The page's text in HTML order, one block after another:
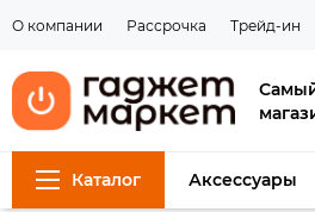
О компании Рассрочка Трейд-ин
Каталог Аксессуары